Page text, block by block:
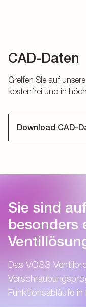
CAD-Daten
Greifen Sie auf
kostenfrei und in
Download CAD-
Sie sind
besonders
Das VOSS
Funktionsabläufe